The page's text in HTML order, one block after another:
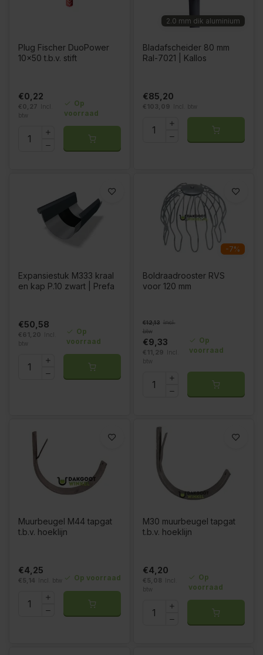
Plug Fischer DuoPower
10x50 t.b.v. stift
€0,22
€0,27
Incl.
btw
Op
voorraad
2.0 mm dik aluminium
Bladafscheider 80 mm
Ral-7021 | Kallos
€85,20
€103,09 Incl. btw
Expansiestuk M333 kraal
en kap P.10 zwart | Prefa
€50,58
€61,20
Incl.
btw
Op
voorraad
-7%
Boldraadrooster RVS
voor 120 mm
€12,13 Incl.
btw
€9,33
€11,29
Incl.
btw
Op
voorraad
Muurbeugel M44 tapgat
t.b.v. hoeklijn
€4,25
€5,14 Incl. btw Op voorraad
M30 muurbeugel tapgat
t.b.v. hoeklijn
€4,20
€5,08
Incl.
btw
Op
voorraad